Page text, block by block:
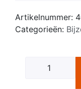
Artikelnummer:
Categorieën: